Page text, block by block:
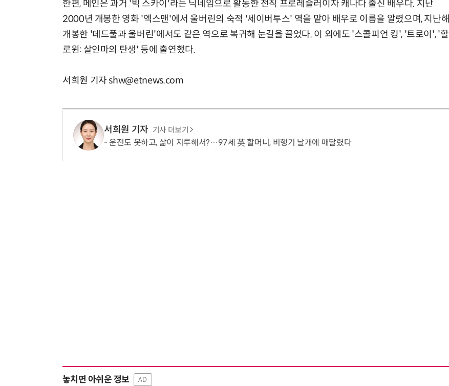
한편, 메인은 과거 '빅 스카이'라는 닉네임으로 활동한 전직 프로레슬러이자 캐나다 출신 배우다. 지난
2000년 개봉한 영화 '엑스맨'에서 울버린의 숙적 '세이버투스' 역을 맡아 배우로 이름을 알렸으며, 지난해
개봉한 '데드풀과 울버린'에서도 같은 역으로 복귀해 눈길을 끌었다. 이 외에도 '스콜피언 킹', '트로이', '할
로윈: 살인마의 탄생' 등에 출연했다.
서희원 기자 shw@etnews.com
서희원 기자 기사 더보기
운전도 못하고, 삶이 지루해서?…97세 英 할머니, 비행기 날개에 매달렸다
놓치면 아쉬운 정보 AD